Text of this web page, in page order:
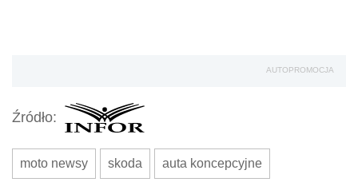
AUTOPROMOCJA
Źródło:
moto newsy skoda auta koncepcyjne